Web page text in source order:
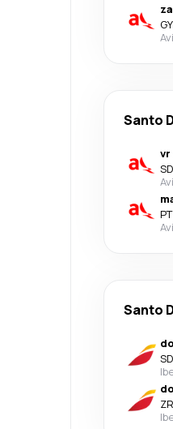
Santo
vr
Santo